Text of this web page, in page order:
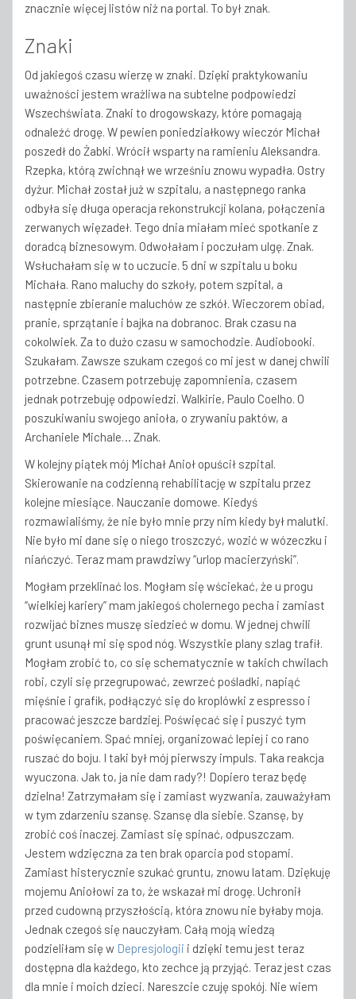
znacznie więcej listów niż na portal. To był znak.
Znaki
Od jakiegoś czasu wierzę w znaki. Dzięki praktykowaniu
uważności jestem wrażliwa na subtelne podpowiedzi
Wszechświata. Znaki to drogowskazy, które pomagają
odnaleźć drogę. W pewien poniedziałkowy wieczór Michał
poszedł do Żabki. Wrócił wsparty na ramieniu Aleksandra.
Rzepka, którą zwichnął we wrześniu znowu wypadła. Ostry
dyżur. Michał został już w szpitalu, a następnego ranka
odbyła się długa operacja rekonstrukcji kolana, połączenia
zerwanych więzadeł. Tego dnia miałam mieć spotkanie z
doradcą biznesowym. Odwołałam i poczułam ulgę. Znak.
Wsłuchałam się w to uczucie. 5 dni w szpitalu u boku
Michała. Rano maluchy do szkoły, potem szpital, a
następnie zbieranie maluchów ze szkół. Wieczorem obiad,
pranie, sprzątanie i bajka na dobranoc. Brak czasu na
cokolwiek. Za to dużo czasu w samochodzie. Audiobooki.
Szukałam. Zawsze szukam czegoś co mi jest w danej chwili
potrzebne. Czasem potrzebuję zapomnienia, czasem
jednak potrzebuję odpowiedzi. Walkirie, Paulo Coelho. O
poszukiwaniu swojego anioła, o zrywaniu paktów, a
Archaniele Michale… Znak.
W kolejny piątek mój Michał Anioł opuścił szpital.
Skierowanie na codzienną rehabilitację w szpitalu przez
kolejne miesiące. Nauczanie domowe. Kiedyś
rozmawialiśmy, że nie było mnie przy nim kiedy był malutki.
Nie było mi dane się o niego troszczyć, wozić w wózeczku i
niańczyć. Teraz mam prawdziwy “urlop macierzyński”.
Mogłam przeklinać los. Mogłam się wściekać, że u progu
“wielkiej kariery” mam jakiegoś cholernego pecha i zamiast
rozwijać biznes muszę siedzieć w domu. W jednej chwili
grunt usunął mi się spod nóg. Wszystkie plany szlag trafił.
Mogłam zrobić to, co się schematycznie w takich chwilach
robi, czyli się przegrupować, zewrzeć pośladki, napiąć
mięśnie i grafik, podłączyć się do kroplówki z espresso i
pracować jeszcze bardziej. Poświęcać się i puszyć tym
poświęcaniem. Spać mniej, organizować lepiej i co rano
ruszać do boju. I taki był mój pierwszy impuls. Taka reakcja
wyuczona. Jak to, ja nie dam rady?! Dopiero teraz będę
dzielna! Zatrzymałam się i zamiast wyzwania, zauważyłam
w tym zdarzeniu szansę. Szansę dla siebie. Szansę, by
zrobić coś inaczej. Zamiast się spinać, odpuszczam.
Jestem wdzięczna za ten brak oparcia pod stopami.
Zamiast histerycznie szukać gruntu, znowu latam. Dziękuję
mojemu Aniołowi za to, że wskazał mi drogę. Uchronił
przed cudowną przyszłością, która znowu nie byłaby moja.
Jednak czegoś się nauczyłam. Całą moją wiedzą
podzieliłam się w Depresjologii i dzięki temu jest teraz
dostępna dla każdego, kto zechce ją przyjąć. Teraz jest czas
dla mnie i moich dzieci. Nareszcie czuję spokój. Nie wiem